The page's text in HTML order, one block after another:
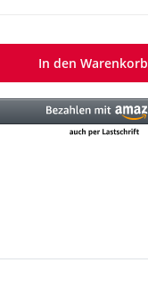
In den Warenkorb